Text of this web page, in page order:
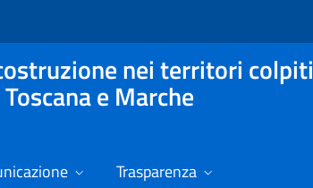
nei territori colpiti
e Marche
Trasparenza